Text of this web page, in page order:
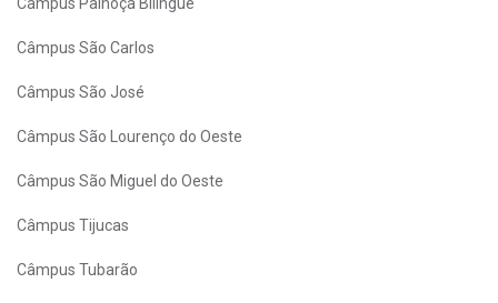
Câmpus São Carlos
Câmpus São José
Câmpus São Lourenço do Oeste
Câmpus São Miguel do Oeste
Câmpus Tijucas
Câmpus Tubarão